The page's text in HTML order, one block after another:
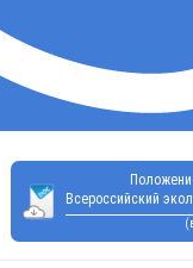
Всероссийский